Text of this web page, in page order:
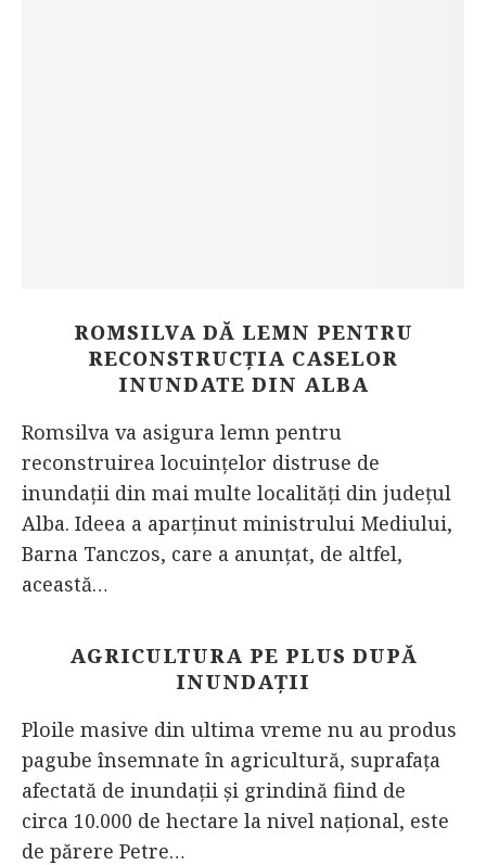
ROMSILVA DĂ LEMN PENTRU
RECONSTRUCȚIA CASELOR
INUNDATE DIN ALBA
Romsilva va asigura lemn pentru
reconstruirea locuințelor distruse de
inundații din mai multe localități din județul
Alba. Ideea a aparținut ministrului Mediului,
Barna Tanczos, care a anunțat, de altfel,
această…
AGRICULTURA PE PLUS DUPĂ
INUNDAȚII
Ploile masive din ultima vreme nu au produs
pagube însemnate în agricultură, suprafaţa
afectată de inundaţii şi grindină fiind de
circa 10.000 de hectare la nivel naţional, este
de părere Petre…